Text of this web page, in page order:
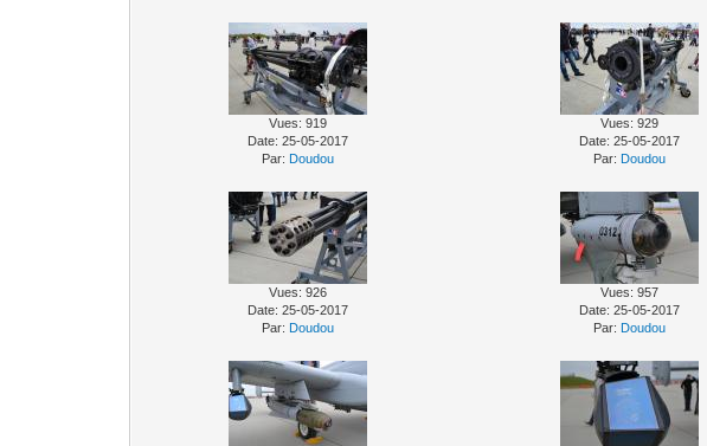
Vues: 919
Date: 25-05-2017
Par: Doudou
Vues: 929
Date: 25-05-2017
Par: Doudou
Vues: 926
Date: 25-05-2017
Par: Doudou
Vues: 957
Date: 25-05-2017
Par: Doudou